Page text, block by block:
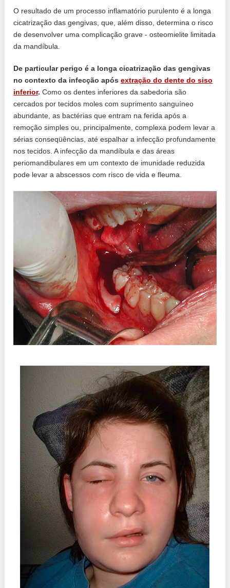
O resultado de um processo inflamatório purulento é a longa
cicatrização das gengivas, que, além disso, determina o risco
de desenvolver uma complicação grave - osteomielite limitada
da mandíbula.
De particular perigo é a longa cicatrização das gengivas
no contexto da infecção apósextração do dente do siso
inferior. Como os dentes inferiores da sabedoria são
cercados por tecidos moles com suprimento sanguíneo
abundante, as bactérias que entram na ferida após a
remoção simples ou, principalmente, complexa podem levar a
sérias conseqüências, até espalhar a infecção profundamente
nos tecidos. A infecção da mandíbula e das áreas
periomandibulares em um contexto de imunidade reduzida
pode levar a abscessos com risco de vida e fleuma.